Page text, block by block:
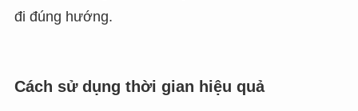
đi đúng hướng.
Cách sử dụng thời gian hiệu quả